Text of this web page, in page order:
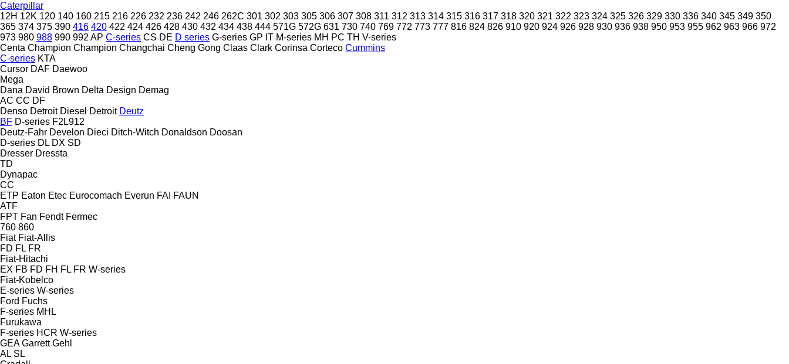
Caterpillar
12H 12K 120 140 160 215 216 226 232 236 242 246 262C 301 302 303 305 306 307 308 311 312 313 314 315 316 317 318 320 321 322 323 324 325 326 329 330 336 340 345 349 350
365 374 375 390 416 420 422 424 426 428 430 432 434 438 444 571G 572G 631 730 740 769 772 773 777 816 824 826 910 920 924 926 928 930 936 938 950 953 955 962 963 966 972
973 980 988 990 992 AP C-series CS DE D series G-series GP IT M-series MH PC TH V-series
Centa Champion Champion Changchai Cheng Gong Claas Clark Corinsa Corteco Cummins
C-series KTA
Cursor DAF Daewoo
Mega
Dana David Brown Delta Design Demag
AC CC DF
Denso Detroit Diesel Detroit Deutz
BF D-series F2L912
Deutz-Fahr Develon Dieci Ditch-Witch Donaldson Doosan
D-series DL DX SD
Dresser Dressta
TD
Dynapac
CC
ETP Eaton Etec Eurocomach Everun FAI FAUN
ATF
FPT Fan Fendt Fermec
760 860
Fiat Fiat-Allis
FD FL FR
Fiat-Hitachi
EX FB FD FH FL FR W-series
Fiat-Kobelco
E-series W-series
Ford Fuchs
F-series MHL
Furukawa
F-series HCR W-series
GEA Garrett Gehl
AL SL